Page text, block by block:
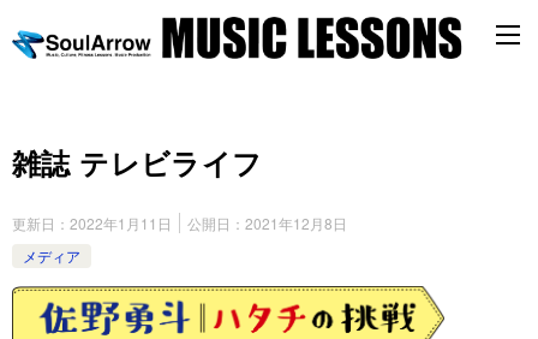
雑誌 テレビライフ
更新日： 2022年1月11日 公開日： 2021年12月8日
メディア